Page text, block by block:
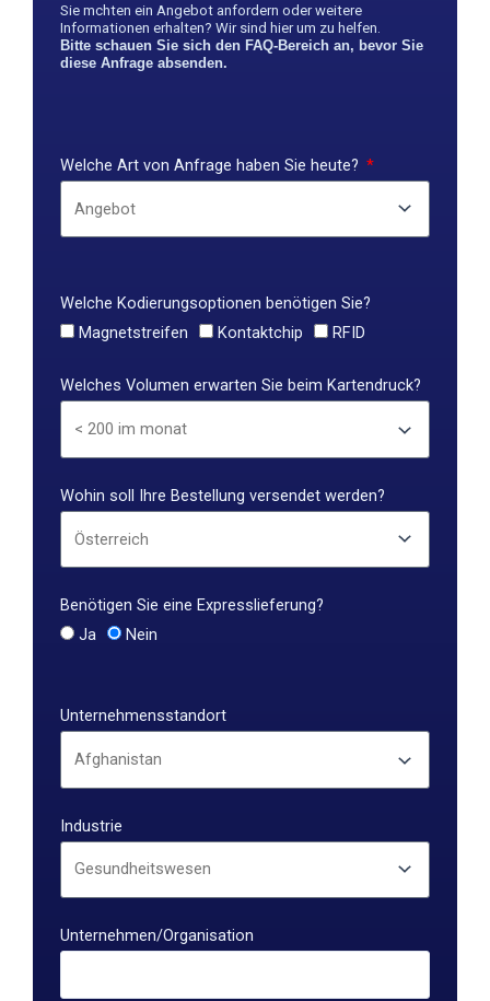
Sie m￶chten ein Angebot anfordern oder weitere
Informationen erhalten? Wir sind hier um zu helfen.
Bitte schauen Sie sich den FAQ-Bereich an, bevor Sie
diese Anfrage absenden.
Welche Art von Anfrage haben Sie heute?
Welche Kodierungsoptionen benötigen Sie?
Magnetstreifen
Kontaktchip RFID
Welches Volumen erwarten Sie beim Kartendruck?
Wohin soll Ihre Bestellung versendet werden?
Benötigen Sie eine Expresslieferung?
Ja
Nein
Unternehmensstandort
Industrie
Unternehmen/Organisation